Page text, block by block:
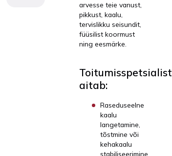
arvesse teie vanust,
pikkust, kaalu,
tervislikku seisundit,
füüsilist koormust
ning eesmärke.
Toitumisspetsialist
aitab:
Raseduseelne
kaalu
langetamine,
tõstmine või
kehakaalu
stabiliseerimine